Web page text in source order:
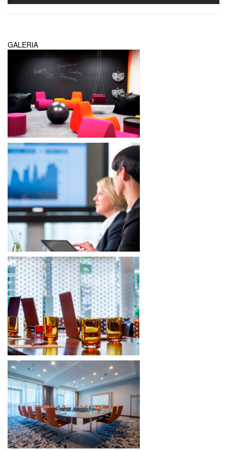
GALERIA